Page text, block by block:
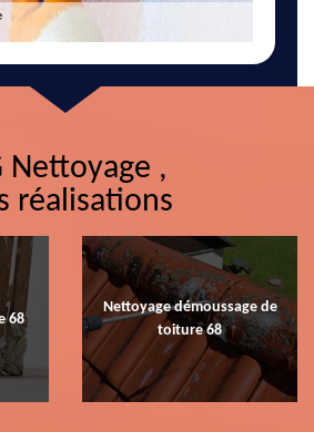
Nettoyage ,
réalisations
68
Nettoyage démoussage de
toiture 68